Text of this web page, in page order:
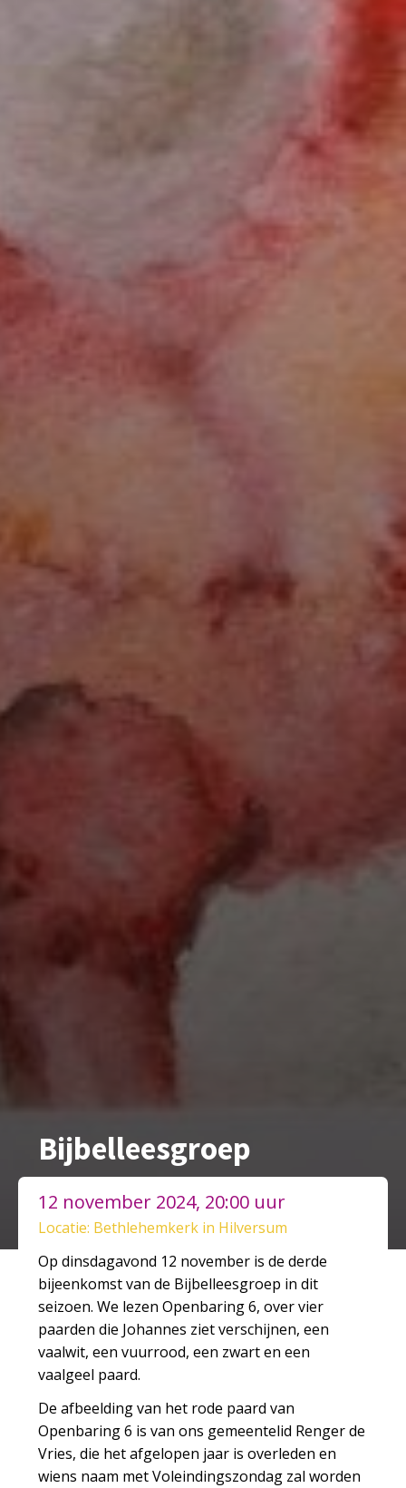
Bijbelleesgroep
12 november 2024, 20:00 uur
Locatie: Bethlehemkerk in Hilversum
Op dinsdagavond 12 november is de derde
bijeenkomst van de Bijbelleesgroep in dit
seizoen. We lezen Openbaring 6, over vier
paarden die Johannes ziet verschijnen, een
vaalwit, een vuurrood, een zwart en een
vaalgeel paard.
De afbeelding van het rode paard van
Openbaring 6 is van ons gemeentelid Renger de
Vries, die het afgelopen jaar is overleden en
wiens naam met Voleindingszondag zal worden